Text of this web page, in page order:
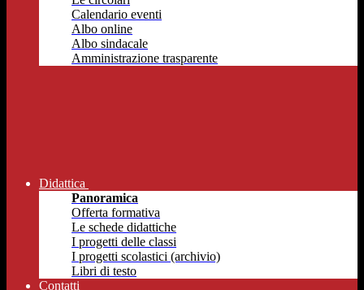
Calendario eventi
Albo online
Albo sindacale
Amministrazione trasparente
Didattica
Panoramica
Offerta formativa
Le schede didattiche
I progetti delle classi
I progetti scolastici (archivio)
Libri di testo
Contatti